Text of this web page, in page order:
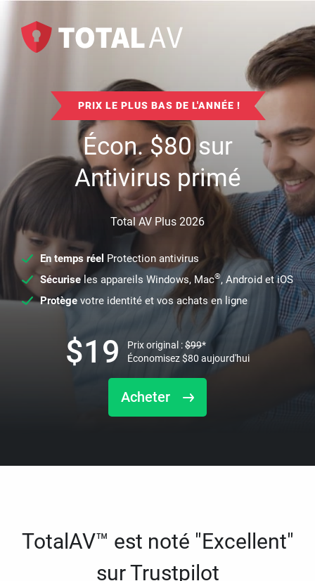
PRIX LE PLUS BAS DE L'ANNÉE !
Écon.$80sur
Antivirus primé
Total AV Plus 2026
En temps réel Protection antivirus
Sécuriseles appareils Windows, Mac®, Android et iOS
Protège votre identité et vos achats en ligne
Acheter
$19 Prix original :$99*
Économisez$80 aujourd'hui
TotalAV™ est noté "Excellent"
sur Trustpilot